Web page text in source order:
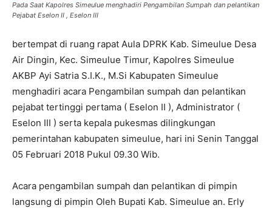
Pada Saat Kapolres Simeulue menghadiri Pengambilan Sumpah dan pelantikan
Pejabat Eselon II , Eselon III
bertempat di ruang rapat Aula DPRK Kab. Simeulue Desa
Air Dingin, Kec. Simeulue Timur, Kapolres Simeulue
AKBP Ayi Satria S.I.K., M.Si Kabupaten Simeulue
menghadiri acara Pengambilan sumpah dan pelantikan
pejabat tertinggi pertama ( Eselon II ), Administrator (
Eselon III ) serta kepala pukesmas dilingkungan
pemerintahan kabupaten simeulue, hari ini Senin Tanggal
05 Februari 2018 Pukul 09.30 Wib.
Acara pengambilan sumpah dan pelantikan di pimpin
langsung di pimpin Oleh Bupati Kab. Simeulue an. Erly